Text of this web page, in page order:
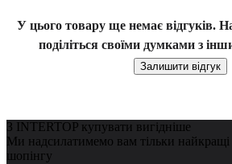
У цього товару ще немає відгуків.
поділіться своїми думками з
Залишити відгук
З INTERTOP купувати вигідніше
Ми надсилатимемо вам тільки найкращі
шопінгу